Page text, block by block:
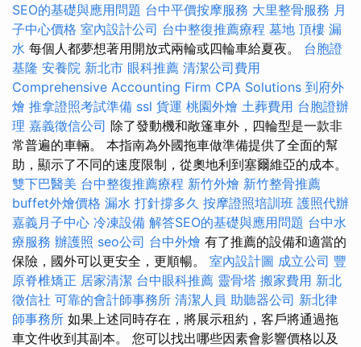
SEO的基礎與應用問題 台中平價按摩服務 大里整骨服務 月
子中心價格 室內設計公司 台中整復推薦療程 墓地 頂樓 漏
水 每個人都夢想著用開放式兩輪或四輪車給夏夜。 台胞證
基隆 安養院 新北市 眼科推薦 清潔公司費用
Comprehensive Accounting Firm CPA Solutions 到府外
燴 推拿證照考試準備 ssl 貨運 桃園外燴 土葬費用 台胞證辦
理 嘉義徵信公司 除了發動機和敞篷車外，四輪型是一款非
常普遍的車輛。 本指南為外國拖車做準備提供了全面的幫
助，顯示了不同的速度限制，從奧地利到塞爾維亞的成本。
雙下巴醫美 台中整復推薦療程 新竹外燴 新竹整骨推薦
buffet外燴價格 漏水 打針撐多久 按摩證照培訓班 護照代辦
嘉義月子中心 冷凍設備 解答SEO的基礎與應用問題 台中水
療服務 辦護照 seo公司 台中外燴 有了推薦的設備和適當的
保險，國外可以更安全，更順暢。 室內設計圖 成立公司 豐
原脊椎矯正 居家清潔 台中眼科推薦 靈骨塔 搬家費用 新北
徵信社 可靠的會計師事務所 清潔人員 助聽器公司 新北律
師事務所 如果上述同時存在，將展示租約，客戶將通過拖
車文件收到其副本。 您可以找出哪些因素會影響價格以及